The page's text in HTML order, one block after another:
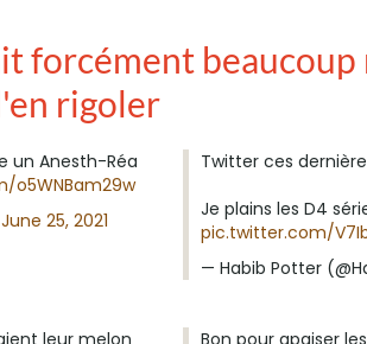
forcément beaucoup
rigoler
un Anesth-Réa
o5WNBam29w
June 25, 2021
Twitter ces
Je plains les D4
pic.twitter.com/
— Habib Potter
leur melon Bon pour apaiser